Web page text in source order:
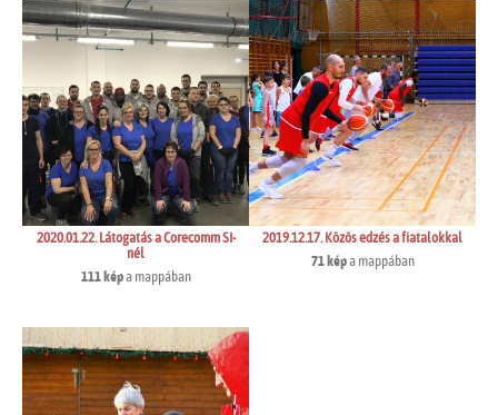
2020.01.22. Látogatás a Corecomm SI-
nél
111 képa mappában
2019.12.17. Közös edzés a fiatalokkal
71 képa mappában